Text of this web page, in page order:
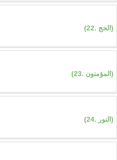
(22. الحج)
(23. المؤمنون)
(24. النور)